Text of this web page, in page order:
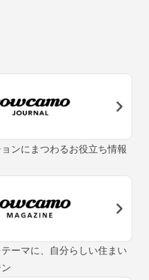
ンにまつわるお役立ち情報
ーマに、自分らしい住まい